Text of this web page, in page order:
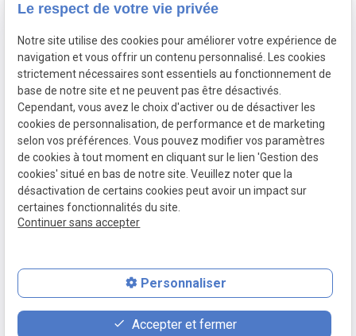
Politique de
confidentialité
Gestion des
cookies
Numéro de SIRET :
place contact_page phone
Le respect de votre vie privée
Notre site utilise des cookies pour améliorer votre expérience de
navigation et vous offrir un contenu personnalisé. Les cookies
strictement nécessaires sont essentiels au fonctionnement de
base de notre site et ne peuvent pas être désactivés.
Cependant, vous avez le choix d'activer ou de désactiver les
cookies de personnalisation, de performance et de marketing
selon vos préférences. Vous pouvez modifier vos paramètres
de cookies à tout moment en cliquant sur le lien 'Gestion des
cookies' situé en bas de notre site. Veuillez noter que la
désactivation de certains cookies peut avoir un impact sur
certaines fonctionnalités du site.
Continuer sans accepter
Personnaliser
Accepter et fermer